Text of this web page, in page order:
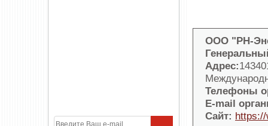
ООО "РН-
Адрес:
Телефоны
E-mail
Сайт: